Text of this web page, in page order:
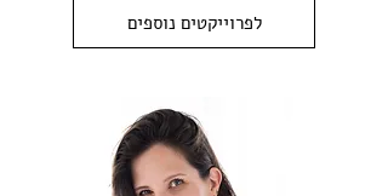
לפרוייקטים נוספים